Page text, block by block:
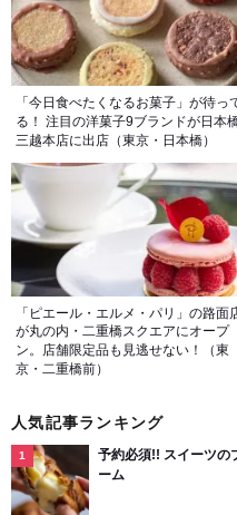
「今日食べたくなるお菓子」が待っ
る！ 注目の洋菓子9ブランドが日本
三越本店に出店（東京・日本橋）
「ピエール・エルメ・パリ」の路面
が丸の内・二重橋スクエアにオープ
ン。店舗限定品も見逃せない！（東
京・二重橋前）
人気記事ランキング
予約必須!! スイーツの
ーム